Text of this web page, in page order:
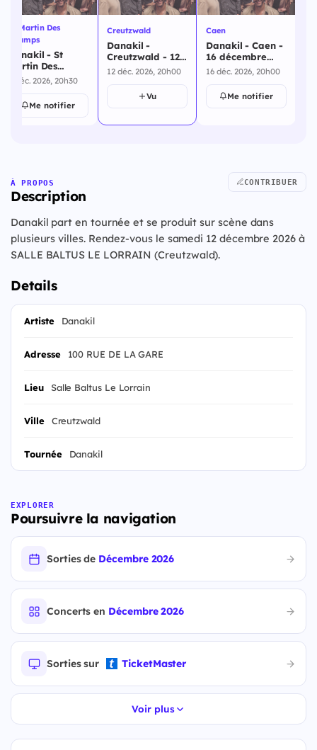
St Martin Des
Champs
Danakil - St
Martin Des
Champs - 5
décembre 2026
5 déc. 2026, 20h30
Me notifier
Creutzwald
Danakil -
Creutzwald - 12
décembre 2026
12 déc. 2026, 20h00
Vu
Caen
Danakil - Caen -
16 décembre
2026
16 déc. 2026, 20h00
Me notifier
À PROPOS
Description
CONTRIBUER
Danakil part en tournée et se produit sur scène dans
plusieurs villes. Rendez-vous le samedi 12 décembre 2026 à
SALLE BALTUS LE LORRAIN (Creutzwald).
Details
Artiste Danakil
Adresse 100 RUE DE LA GARE
Lieu Salle Baltus Le Lorrain
Ville Creutzwald
Tournée Danakil
EXPLORER
Poursuivre la navigation
Sorties de Décembre 2026
Concerts en Décembre 2026
Sorties sur TicketMaster
Voir plus